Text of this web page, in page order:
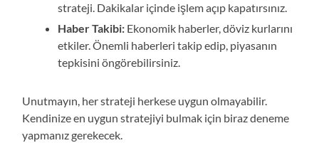
strateji. Dakikalar içinde işlem açıp kapatırsınız.
Haber Takibi: Ekonomik haberler, döviz kurlarını
etkiler. Önemli haberleri takip edip, piyasanın
tepkisini öngörebilirsiniz.
Unutmayın, her strateji herkese uygun olmayabilir.
Kendinize en uygun stratejiyi bulmak için biraz deneme
yapmanız gerekecek.